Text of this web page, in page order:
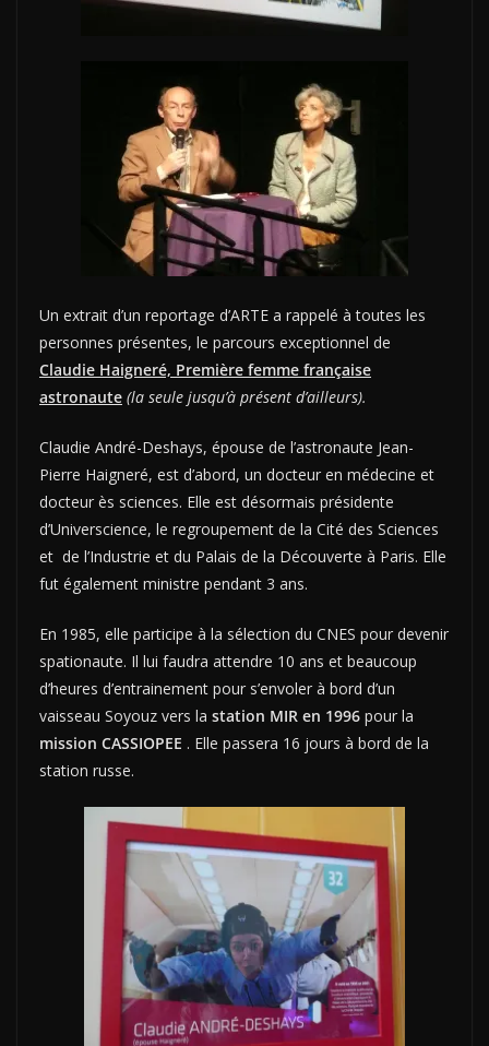
Un extrait d’un reportage d’ARTE a rappelé à toutes les
personnes présentes, le parcours exceptionnel de
Claudie Haigneré, Première femme française
astronaute (la seule jusqu’à présent d’ailleurs).
Claudie André-Deshays, épouse de l’astronaute Jean-
Pierre Haigneré, est d’abord, un docteur en médecine et
docteur ès sciences. Elle est désormais présidente
d’Universcience, le regroupement de la Cité des Sciences
et de l’Industrie et du Palais de la Découverte à Paris. Elle
fut également ministre pendant 3 ans.
En 1985, elle participe à la sélection du CNES pour devenir
spationaute. Il lui faudra attendre 10 ans et beaucoup
d’heures d’entrainement pour s’envoler à bord d’un
vaisseau Soyouz vers la station MIR en 1996 pour la
mission CASSIOPEE . Elle passera 16 jours à bord de la
station russe.